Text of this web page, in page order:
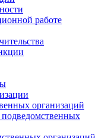
работе
организаций